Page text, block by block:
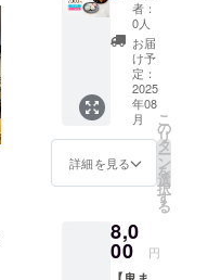
ルに表
記され
ます。
商品開
封前に
は必ず
お届け
のリ
に貼付
された
書きを
ご確認
くださ
・重
量：大
福 約
70g/1個
当たり
・保存
方法：
冷凍 ・
消費期
限もし
造日か
ら約1ヶ
月 「原
≫で作
る鬼ま
んじゅ
う、き
なこ・
黒糖
（別添
え）付
きの特
製わら
ンより
鬼まん
ス】 <
オカヨ
シ特製>
大福10
個、特
製わら
び餅2個
<きな
こ、黒
糖付き>
円 ≪国
産餡≫
にこだ
者：
0人
お届
け予
定：
2025
年08
月
詳細を見る
こ
の
リ
タ
ー
ン
を
選
択
す
る
8,0
00 円